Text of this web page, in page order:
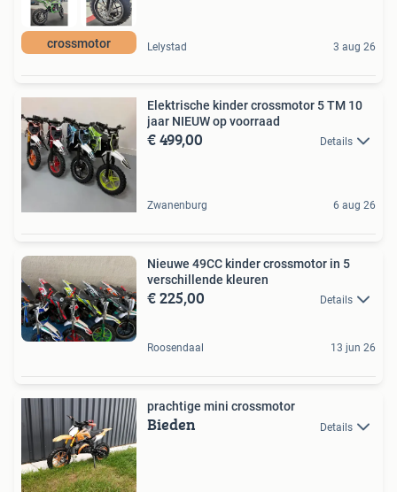
crossmotor Lelystad 3 aug 26
Elektrische kinder crossmotor 5 TM 10
jaar NIEUW op voorraad
€ 499,00 Details
Zwanenburg 6 aug 26
Nieuwe 49CC kinder crossmotor in 5
verschillende kleuren
€ 225,00 Details
Roosendaal 13 jun 26
prachtige mini crossmotor
Bieden Details